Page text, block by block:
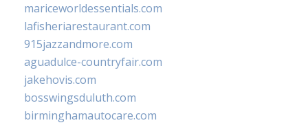
mariceworldessentials.com
lafisheriarestaurant.com
915jazzandmore.com
aguadulce-countryfair.com
jakehovis.com
bosswingsduluth.com
birminghamautocare.com